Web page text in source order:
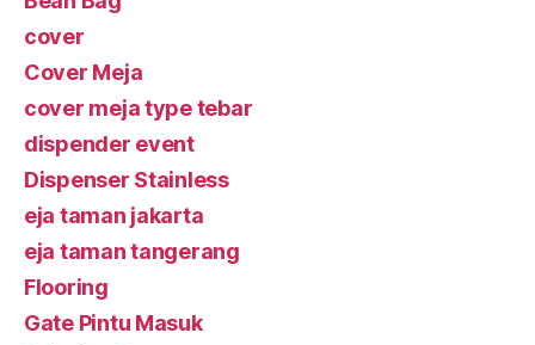
cover
Cover Meja
cover meja type tebar
dispender event
Dispenser Stainless
eja taman jakarta
eja taman tangerang
Flooring
Gate Pintu Masuk